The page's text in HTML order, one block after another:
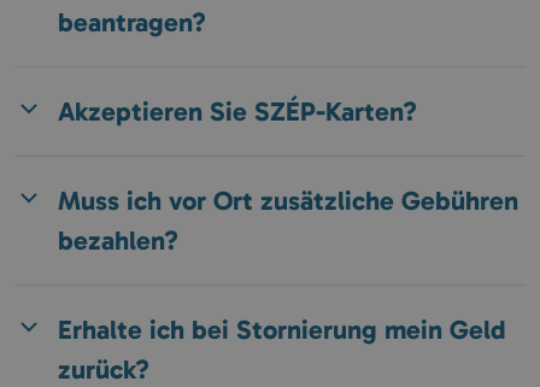
beantragen?
Akzeptieren Sie SZÉP-Karten?
Muss ich vor Ort zusätzliche Gebühren
bezahlen?
Erhalte ich bei Stornierung mein Geld
zurück?